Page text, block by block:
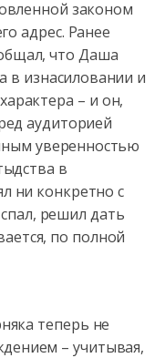
законом
адрес. Ранее
что Даша
в изнасиловании и
– и он,
аудиторией
уверенностью
в
ни конкретно с
решил дать
по полной
теперь не
– учитывая,